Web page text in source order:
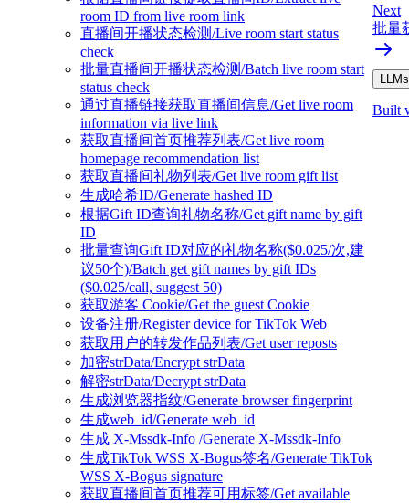
room ID from live room link
直播间开播状态检测/Live room start status
check
批量直播间开播状态检测/Batch live room start
status check
通过直播链接获取直播间信息/Get live room
information via live link
获取直播间首页推荐列表/Get live room
homepage recommendation list
获取直播间礼物列表/Get live room gift list
生成哈希ID/Generate hashed ID
根据Gift ID查询礼物名称/Get gift name by gift
ID
批量查询Gift ID对应的礼物名称($0.025/次,建
议50个)/Batch get gift names by gift IDs
($0.025/call, suggest 50)
获取游客 Cookie/Get the guest Cookie
设备注册/Register device for TikTok Web
获取用户的转发作品列表/Get user reposts
加密strData/Encrypt strData
解密strData/Decrypt strData
生成浏览器指纹/Generate browser fingerprint
生成web_id/Generate web_id
生成 X-Mssdk-Info /Generate X-Mssdk-Info
生成TikTok WSS X-Bogus签名/Generate TikTok
WSS X-Bogus signature
获取直播间首页推荐可用标签/Get available
Next
批量
Built